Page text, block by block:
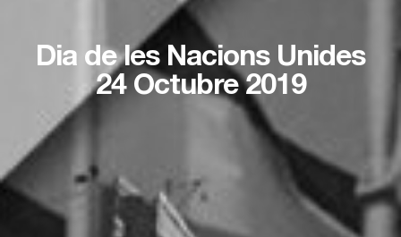
Dia de les Nacions Unides
24 Octubre 2019